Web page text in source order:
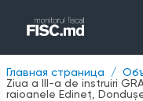
Главная страница
Ziua a III-a de instruiri
raioanele Edineț,